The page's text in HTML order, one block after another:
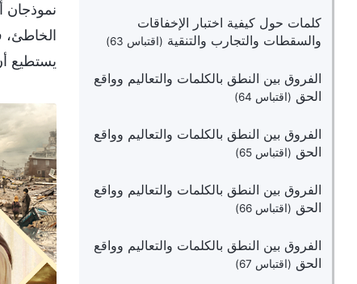
كلمات حول كيفية اختبار الإخفاقات
والسقطات والتجارب والتنقية (اقتباس 63)
الفروق بين النطق بالكلمات والتعاليم وواقع
الحق (اقتباس 64)
الفروق بين النطق بالكلمات والتعاليم وواقع
الحق (اقتباس 65)
الفروق بين النطق بالكلمات والتعاليم وواقع
الحق (اقتباس 66)
الفروق بين النطق بالكلمات والتعاليم وواقع
الحق (اقتباس 67)
نموذجان
يستطيع